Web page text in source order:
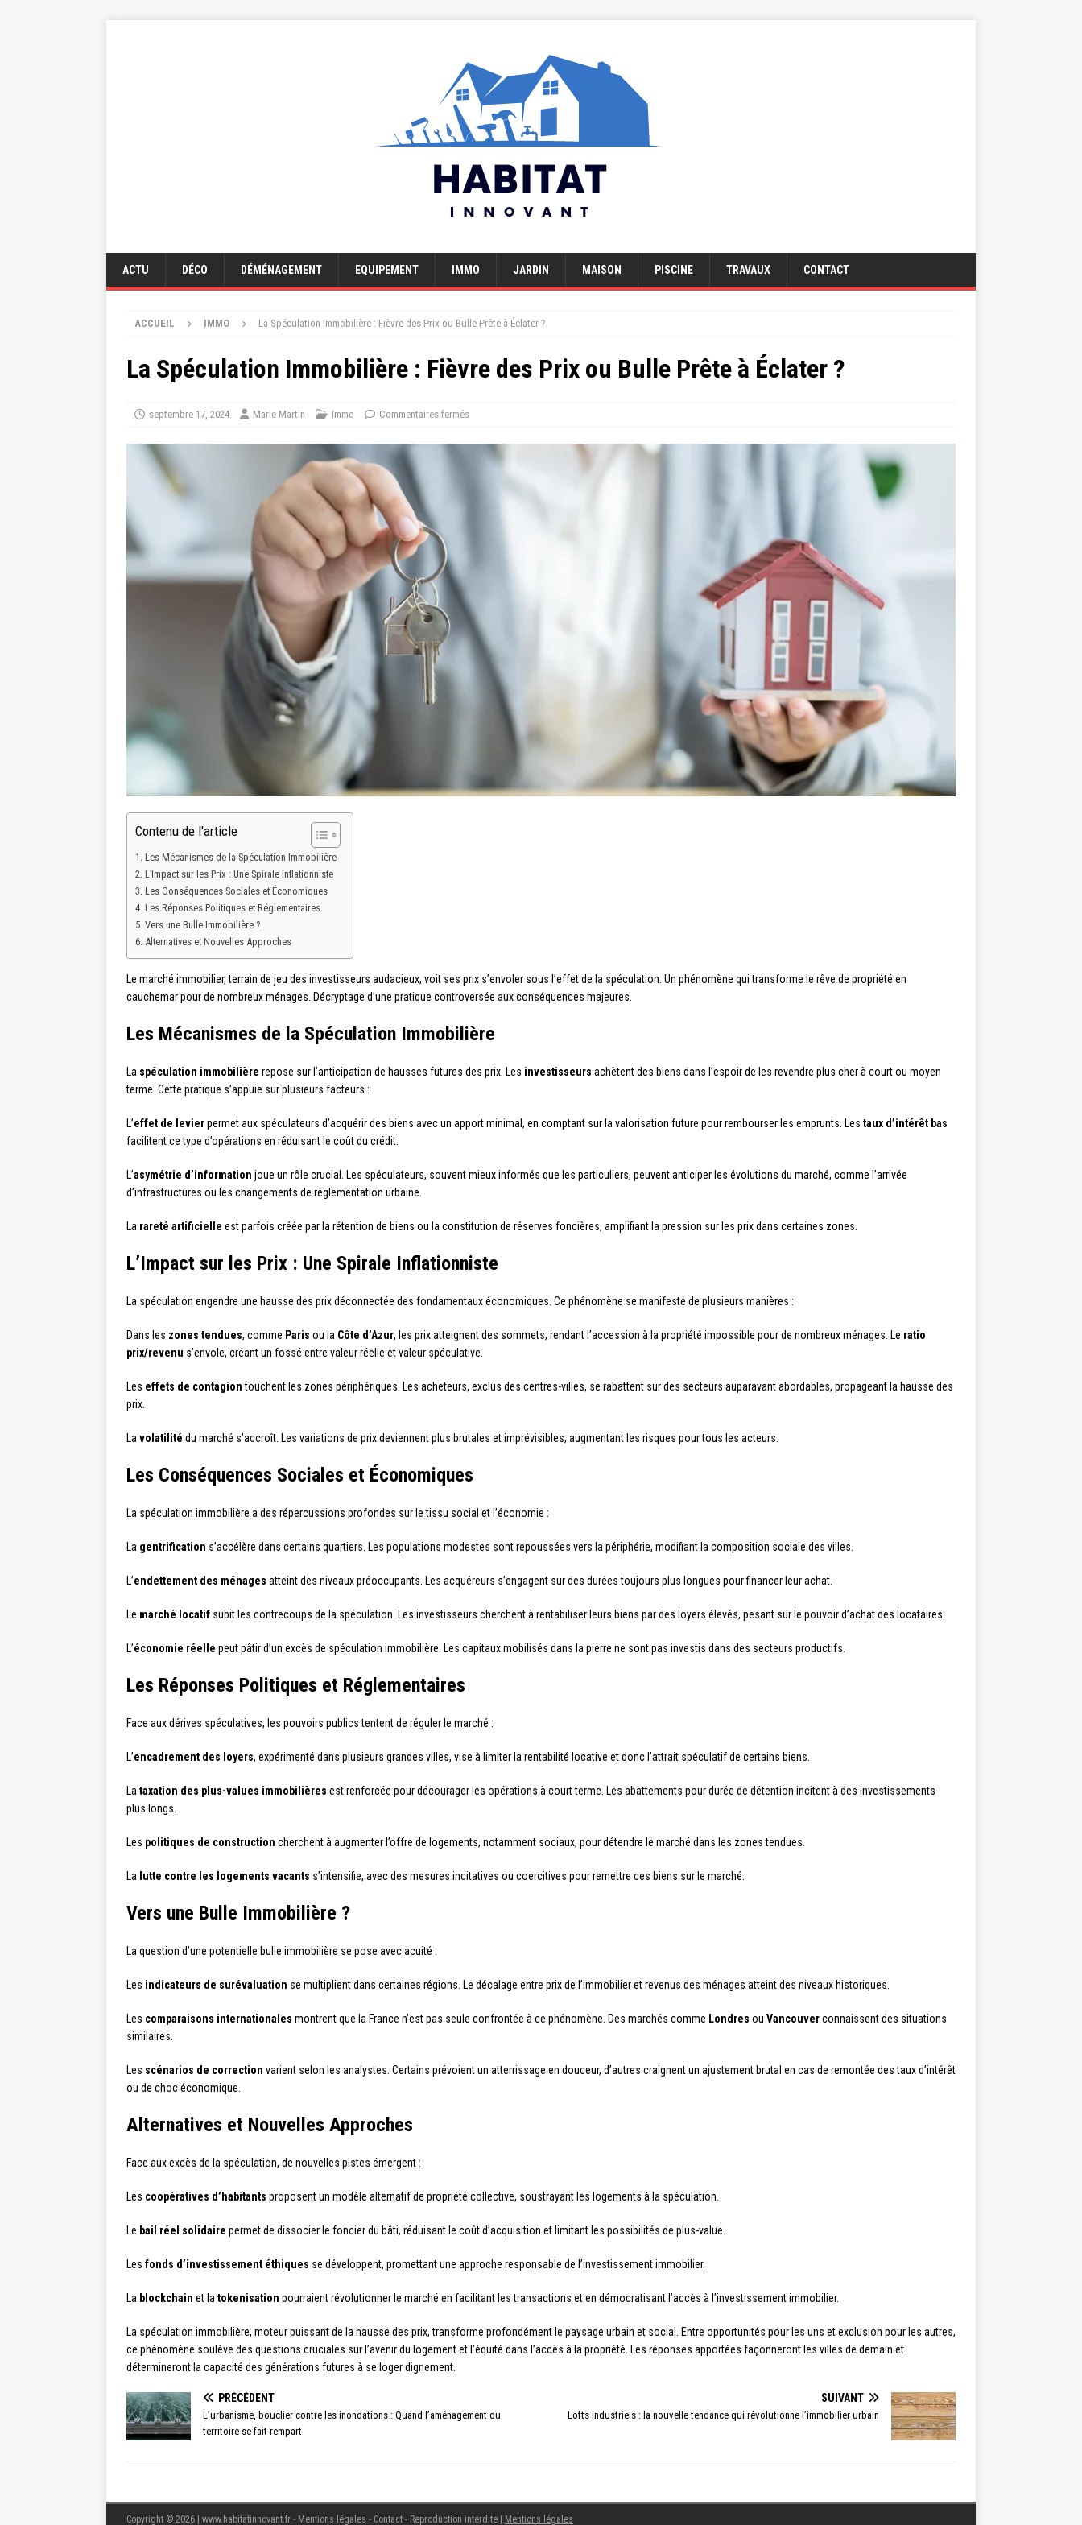
ACTU DÉCO DÉMÉNAGEMENT EQUIPEMENT IMMO JARDIN MAISON PISCINE TRAVAUX CONTACT
ACCUEIL IMMO La Spéculation Immobilière : Fièvre des Prix ou Bulle Prête à Éclater ?
La Spéculation Immobilière : Fièvre des Prix ou Bulle Prête à Éclater ?
septembre 17, 2024 Marie Martin Immo Commentaires fermés
Contenu de l'article
Les Mécanismes de la Spéculation Immobilière
L’Impact sur les Prix : Une Spirale Inflationniste
Les Conséquences Sociales et Économiques
Les Réponses Politiques et Réglementaires
Vers une Bulle Immobilière ?
Alternatives et Nouvelles Approches
Le marché immobilier, terrain de jeu des investisseurs audacieux, voit ses prix s’envoler sous l’effet de la spéculation. Un phénomène qui transforme le rêve de propriété en
cauchemar pour de nombreux ménages. Décryptage d’une pratique controversée aux conséquences majeures.
Les Mécanismes de la Spéculation Immobilière
La spéculation immobilière repose sur l’anticipation de hausses futures des prix. Les investisseurs achètent des biens dans l’espoir de les revendre plus cher à court ou moyen
terme. Cette pratique s’appuie sur plusieurs facteurs :
L’effet de levierpermet aux spéculateurs d’acquérir des biens avec un apport minimal, en comptant sur la valorisation future pour rembourser les emprunts. Les taux d’intérêt bas
facilitent ce type d’opérations en réduisant le coût du crédit.
L’asymétrie d’information joue un rôle crucial. Les spéculateurs, souvent mieux informés que les particuliers, peuvent anticiper les évolutions du marché, comme l’arrivée
d’infrastructures ou les changements de réglementation urbaine.
La rareté artificielle est parfois créée par la rétention de biens ou la constitution de réserves foncières, amplifiant la pression sur les prix dans certaines zones.
L’Impact sur les Prix : Une Spirale Inflationniste
La spéculation engendre une hausse des prix déconnectée des fondamentaux économiques. Ce phénomène se manifeste de plusieurs manières :
Dans les zones tendues, comme Paris ou la Côte d’Azur, les prix atteignent des sommets, rendant l’accession à la propriété impossible pour de nombreux ménages. Le ratio
prix/revenu s’envole, créant un fossé entre valeur réelle et valeur spéculative.
Les effets de contagiontouchent les zones périphériques. Les acheteurs, exclus des centres-villes, se rabattent sur des secteurs auparavant abordables, propageant la hausse des
prix.
La volatilité du marché s’accroît. Les variations de prix deviennent plus brutales et imprévisibles, augmentant les risques pour tous les acteurs.
Les Conséquences Sociales et Économiques
La spéculation immobilière a des répercussions profondes sur le tissu social et l’économie :
La gentrification s’accélère dans certains quartiers. Les populations modestes sont repoussées vers la périphérie, modifiant la composition sociale des villes.
L’endettement des ménages atteint des niveaux préoccupants. Les acquéreurs s’engagent sur des durées toujours plus longues pour financer leur achat.
Le marché locatif subit les contrecoups de la spéculation. Les investisseurs cherchent à rentabiliser leurs biens par des loyers élevés, pesant sur le pouvoir d’achat des locataires.
L’économie réelle peut pâtir d’un excès de spéculation immobilière. Les capitaux mobilisés dans la pierre ne sont pas investis dans des secteurs productifs.
Les Réponses Politiques et Réglementaires
Face aux dérives spéculatives, les pouvoirs publics tentent de réguler le marché :
L’encadrement des loyers, expérimenté dans plusieurs grandes villes, vise à limiter la rentabilité locative et donc l’attrait spéculatif de certains biens.
La taxation des plus-values immobilières est renforcée pour décourager les opérations à court terme. Les abattements pour durée de détention incitent à des investissements
plus longs.
Les politiques de construction cherchent à augmenter l’offre de logements, notamment sociaux, pour détendre le marché dans les zones tendues.
La lutte contre les logements vacants s’intensifie, avec des mesures incitatives ou coercitives pour remettre ces biens sur le marché.
Vers une Bulle Immobilière ?
La question d’une potentielle bulle immobilière se pose avec acuité :
Les indicateurs de surévaluation se multiplient dans certaines régions. Le décalage entre prix de l’immobilier et revenus des ménages atteint des niveaux historiques.
Les comparaisons internationales montrent que la France n’est pas seule confrontée à ce phénomène. Des marchés comme Londres ou Vancouverconnaissent des situations
similaires.
Les scénarios de correction varient selon les analystes. Certains prévoient un atterrissage en douceur, d’autres craignent un ajustement brutal en cas de remontée des taux d’intérêt
ou de choc économique.
Alternatives et Nouvelles Approches
Face aux excès de la spéculation, de nouvelles pistes émergent :
Les coopératives d’habitants proposent un modèle alternatif de propriété collective, soustrayant les logements à la spéculation.
Le bail réel solidaire permet de dissocier le foncier du bâti, réduisant le coût d’acquisition et limitant les possibilités de plus-value.
Les fonds d’investissement éthiques se développent, promettant une approche responsable de l’investissement immobilier.
La blockchain et la tokenisation pourraient révolutionner le marché en facilitant les transactions et en démocratisant l’accès à l’investissement immobilier.
La spéculation immobilière, moteur puissant de la hausse des prix, transforme profondément le paysage urbain et social. Entre opportunités pour les uns et exclusion pour les autres,
ce phénomène soulève des questions cruciales sur l’avenir du logement et l’équité dans l’accès à la propriété. Les réponses apportées façonneront les villes de demain et
détermineront la capacité des générations futures à se loger dignement.
PRÉCÉDENT
L’urbanisme, bouclier contre les inondations : Quand l’aménagement du
territoire se fait rempart
SUIVANT
Lofts industriels : la nouvelle tendance qui révolutionne l’immobilier urbain
Copyright © 2026 | www.habitatinnovant.fr - Mentions légales - Contact - Reproduction interdite Mentions légales